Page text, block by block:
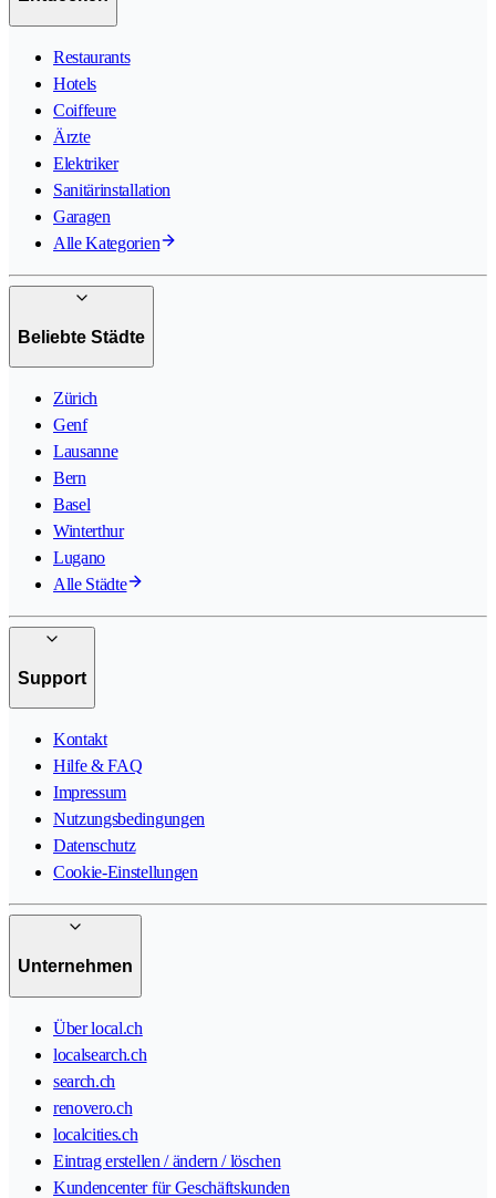
Restaurants
Hotels
Coiffeure
Ärzte
Elektriker
Sanitärinstallation
Garagen
Alle Kategorien
Beliebte Städte
Zürich
Genf
Lausanne
Bern
Basel
Winterthur
Lugano
Alle Städte
Support
Kontakt
Hilfe & FAQ
Impressum
Nutzungsbedingungen
Datenschutz
Cookie-Einstellungen
Unternehmen
Über local.ch
localsearch.ch
search.ch
renovero.ch
localcities.ch
Eintrag erstellen / ändern / löschen
Kundencenter für Geschäftskunden